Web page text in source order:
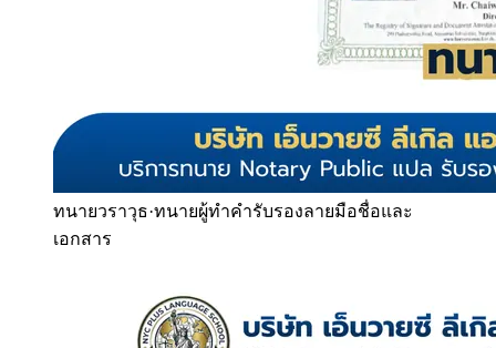
ทนายวราวุธ·ทนายผู้ทำคำรับรองลายมือชื่อและ
เอกสาร